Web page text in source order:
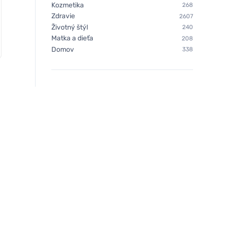
Neobotanics Lipo C s
rakytníkom (60 kapsúl) -
vysoko účinná forma
Vegetology Opti3
EPA & DHA s
kapsúl
Kozmetika 268
Zdravie 2607
Životný štýl 240
Matka a dieťa 208
Domov 338